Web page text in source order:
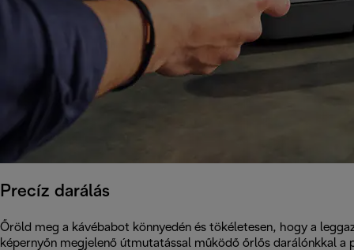
Precíz darálás
Őröld meg a kávébabot könnyedén és tökéletesen, hogy a
képernyőn megjelenő útmutatással működő őrlős darálónkkal a